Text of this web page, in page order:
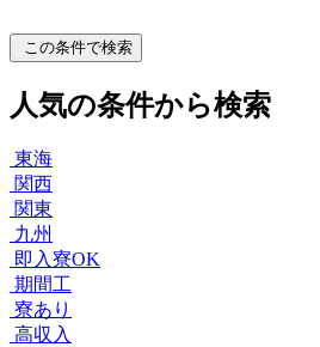
この条件で検索
人気の条件から検索
東海
関西
関東
九州
即入寮OK
期間工
寮あり
高収入